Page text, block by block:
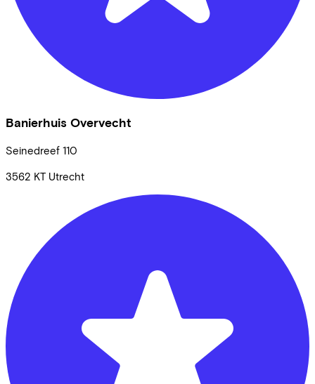
Banierhuis Overvecht
Seinedreef 110
3562 KT Utrecht